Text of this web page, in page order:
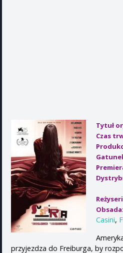
Tytuł
Czas
Obsada:
Casini,
przyjezdza do Freiburga, by